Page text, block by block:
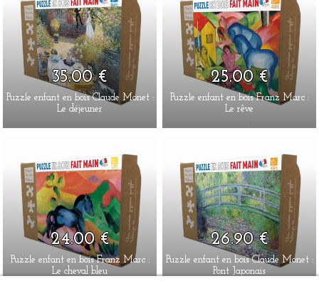
35.00 €
Puzzle enfant en bois Claude Monet :
Le déjeuner
25.00 €
Puzzle enfant en bois Franz Marc :
Le rêve
24.00 €
Puzzle enfant en bois Franz Marc :
Le cheval bleu
26.90 €
Puzzle enfant en bois Claude Monet :
Pont Japonais